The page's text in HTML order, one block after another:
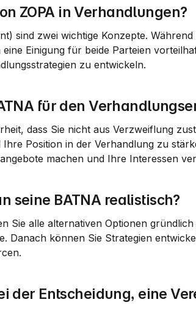
ZOPA in Verhandlungen?
sind zwei wichtige Konzepte.
Einigung für beide Parteien
zu entwickeln.
für den
dass Sie nicht aus Verzweiflung
Position in der Verhandlung zu
machen und Ihre Interessen
seine BATNA realistisch?
Sie alle alternativen Optionen
Danach können Sie Strategien
der Entscheidung, eine